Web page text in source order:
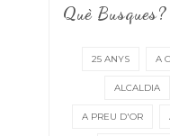
Què Busques?
25 ANYS A
ALCALDIA
A PREU D'OR